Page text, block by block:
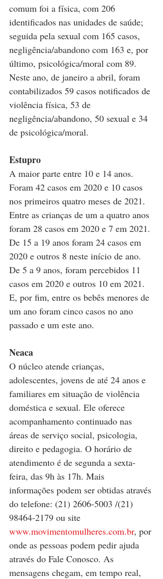
comum foi a física, com 206
identificados nas unidades de saúde;
seguida pela sexual com 165 casos,
negligência/abandono com 163 e, por
último, psicológica/moral com 89.
Neste ano, de janeiro a abril, foram
contabilizados 59 casos notificados de
violência física, 53 de
negligência/abandono, 50 sexual e 34
de psicológica/moral.
Estupro
A maior parte entre 10 e 14 anos.
Foram 42 casos em 2020 e 10 casos
nos primeiros quatro meses de 2021.
Entre as crianças de um a quatro anos
foram 28 casos em 2020 e 7 em 2021.
De 15 a 19 anos foram 24 casos em
2020 e outros 8 neste início de ano.
De 5 a 9 anos, foram percebidos 11
casos em 2020 e outros 10 em 2021.
E, por fim, entre os bebês menores de
um ano foram cinco casos no ano
passado e um este ano.
Neaca
O núcleo atende crianças,
adolescentes, jovens de até 24 anos e
familiares em situação de violência
doméstica e sexual. Ele oferece
acompanhamento continuado nas
áreas de serviço social, psicologia,
direito e pedagogia. O horário de
atendimento é de segunda a sexta-
feira, das 9h às 17h. Mais
informações podem ser obtidas através
do telefone: (21) 2606-5003 /(21)
98464-2179 ou site
www.movimentomulheres.com.br, por
onde as pessoas podem pedir ajuda
através do Fale Conosco. As
mensagens chegam, em tempo real,